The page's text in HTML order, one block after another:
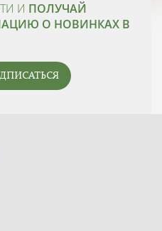
И ПОЛУЧАЙ
О НОВИНКАХ В